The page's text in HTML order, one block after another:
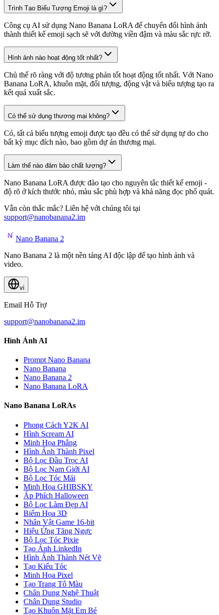
Trình Tạo Biểu Tượng Emoji là gì?
Công cụ AI sử dụng Nano Banana LoRA để chuyển đổi hình ảnh
thành thiết kế emoji sạch sẽ với đường viền đậm và màu sắc rực rỡ.
Hình ảnh nào hoạt động tốt nhất?
Chủ thể rõ ràng với độ tương phản tốt hoạt động tốt nhất. Với Nano
Banana LoRA, khuôn mặt, đối tượng, động vật và biểu tượng tạo ra
kết quả xuất sắc.
Có thể sử dụng thương mại không?
Có, tất cả biểu tượng emoji được tạo đều có thể sử dụng tự do cho
bất kỳ mục đích nào, bao gồm dự án thương mại.
Làm thế nào đảm bảo chất lượng?
Nano Banana LoRA được đào tạo cho nguyên tắc thiết kế emoji -
độ rõ ở kích thước nhỏ, màu sắc phù hợp và khả năng đọc phổ quát.
Vẫn còn thắc mắc? Liên hệ với chúng tôi tại
support@nanobanana2.im
Nano Banana 2
Nano Banana 2 là một nền tảng AI độc lập để tạo hình ảnh và
video.
vi
Email Hỗ Trợ
support@nanobanana2.im
Hình Ảnh AI
Prompt Nano Banana
Nano Banana
Nano Banana 2
Nano Banana LoRA
Nano Banana LoRAs
Phong Cách Y2K AI
Hình Scream AI
Minh Họa Phẳng
Hình Ảnh Thành Pixel
Bộ Lọc Đầu Trọc AI
Bộ Lọc Nam Giới AI
Bộ Lọc Tóc Mái
Minh Họa GHIBSKY
Áp Phích Halloween
Bộ Lọc Làm Đẹp AI
Biếm Họa 3D
Nhân Vật Game 16-bit
Hiệu Ứng Tăng Ngực
Bộ Lọc Tóc Pixie
Tạo Ảnh LinkedIn
Hình Ảnh Thành Nét Vẽ
Tạo Kiểu Tóc
Minh Họa Pixel
Tạo Trang Tô Màu
Chân Dung Nghệ Thuật
Chân Dung Studio
Tạo Khuôn Mặt Em Bé